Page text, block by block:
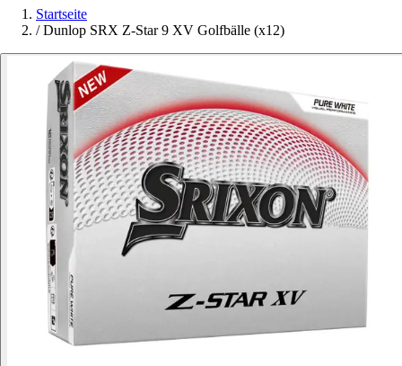
Startseite
/ Dunlop SRX Z-Star 9 XV Golfbälle (x12)